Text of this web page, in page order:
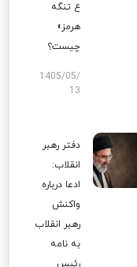
ع تنگه
هرمز»
چیست؟
1405/05/
13
دفتر رهبر
انقلاب:
ادعا درباره
واکنش
رهبر انقلاب
به نامه
رئیس